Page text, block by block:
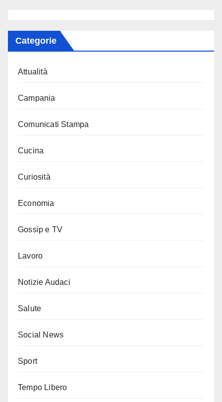
Categorie
Attualità
Campania
Comunicati Stampa
Cucina
Curiosità
Economia
Gossip e TV
Lavoro
Notizie Audaci
Salute
Social News
Sport
Tempo Libero